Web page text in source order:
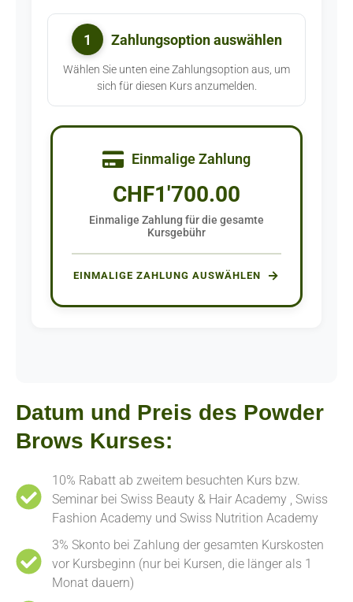
1 Zahlungsoption auswählen
Wählen Sie unten eine Zahlungsoption aus, um
sich für diesen Kurs anzumelden.
Einmalige Zahlung
CHF1'700.00
Einmalige Zahlung für die gesamte
Kursgebühr
EINMALIGE ZAHLUNG AUSWÄHLEN
Datum und Preis des Powder
Brows Kurses:
10% Rabatt ab zweitem besuchten Kurs bzw.
Seminar bei Swiss Beauty & Hair Academy , Swiss
Fashion Academy und Swiss Nutrition Academy
3% Skonto bei Zahlung der gesamten Kurskosten
vor Kursbeginn (nur bei Kursen, die länger als 1
Monat dauern)